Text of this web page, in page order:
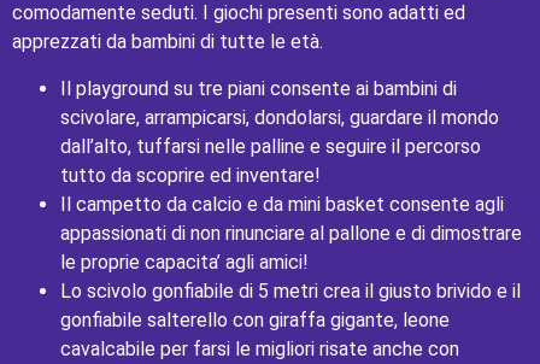
comodamente seduti. I giochi presenti sono adatti ed
apprezzati da bambini di tutte le età.
Il playground su tre piani consente ai bambini di
scivolare, arrampicarsi, dondolarsi, guardare il mondo
dall’alto, tuffarsi nelle palline e seguire il percorso
tutto da scoprire ed inventare!
Il campetto da calcio e da mini basket consente agli
appassionati di non rinunciare al pallone e di dimostrare
le proprie capacita’ agli amici!
Lo scivolo gonfiabile di 5 metri crea il giusto brivido e il
gonfiabile salterello con giraffa gigante, leone
cavalcabile per farsi le migliori risate anche con